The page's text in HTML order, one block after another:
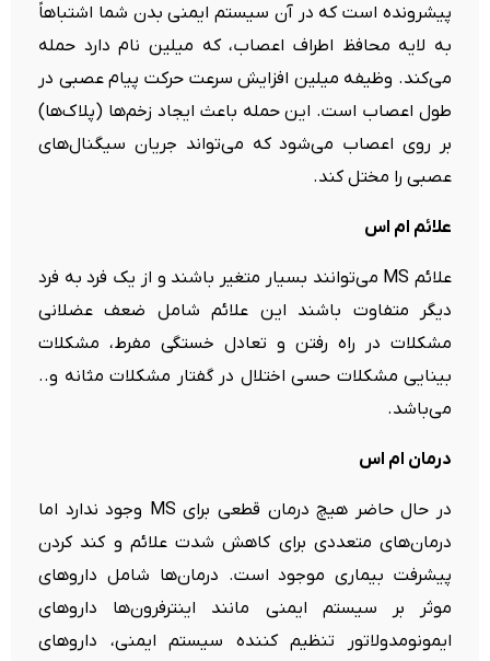
پیشرونده است که در آن سیستم ایمنی بدن شما اشتباهاً
به لایه محافظ اطراف اعصاب، که میلین نام دارد حمله
می‌کند. وظیفه میلین افزایش سرعت حرکت پیام عصبی در
طول اعصاب است. این حمله باعث ایجاد زخم‌ها (پلاک‌ها)
بر روی اعصاب می‌شود که می‌تواند جریان سیگنال‌های
عصبی را مختل کند.
علائم ام اس
علائم MS می‌توانند بسیار متغیر باشند و از یک فرد به فرد
دیگر متفاوت باشند این علائم شامل ضعف عضلانی
مشکلات در راه رفتن و تعادل خستگی مفرط، مشکلات
بینایی مشکلات حسی اختلال در گفتار مشکلات مثانه و..
می‌باشد.
درمان ام اس
در حال حاضر هیچ درمان قطعی برای MS وجود ندارد اما
درمان‌های متعددی برای کاهش شدت علائم و کند کردن
پیشرفت بیماری موجود است. درمان‌ها شامل داروهای
موثر بر سیستم ایمنی مانند اینترفرون‌ها داروهای
ایمونومدولاتور تنظیم کننده سیستم ایمنی، داروهای